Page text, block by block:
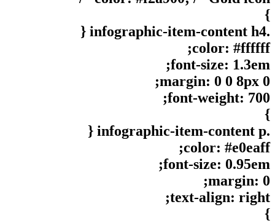
}
.infographic-item-content h4 {
color: #ffffff;
font-size: 1.3em;
margin: 0 0 8px 0;
font-weight: 700;
}
.infographic-item-content p {
color: #e0eaff;
font-size: 0.95em;
margin: 0;
text-align: right;
}